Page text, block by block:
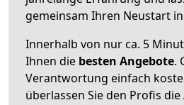
gemeinsam Ihren Neustart
Innerhalb von nur ca. 5
Ihnen die besten Angebote.
Verantwortung einfach
überlassen Sie den Profis die